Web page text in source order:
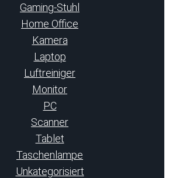
Gaming-Stuhl
Home Office
Kamera
Laptop
Luftreiniger
Monitor
PC
Scanner
Tablet
Taschenlampe
Unkategorisiert